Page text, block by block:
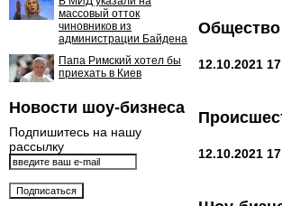
массовый отток
чиновников из
администрации Байдена
Папа Римский хотел бы
приехать в Киев
Новости шоу-бизнеса
Подпишитесь на нашу
рассылку
Общество
12.10.2021
12.10.2021